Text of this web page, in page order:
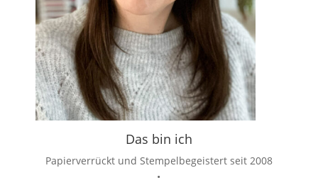
Das bin ich
Papierverrückt und Stempelbegeistert seit 2008
•